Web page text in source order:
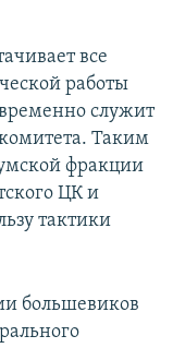
все
работы
служит
Таким
фракции
ЦК и
тактики
большевиков